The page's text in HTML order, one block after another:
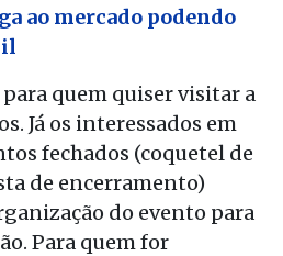
ao mercado podendo
quem quiser visitar a
Já os interessados em
fechados (coquetel de
de encerramento)
do evento para
Para quem for